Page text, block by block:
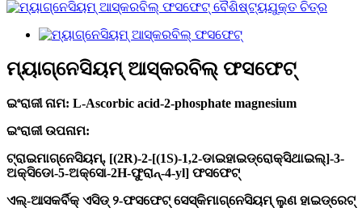
ମ୍ୟାଗ୍ନେସିୟମ୍ ଆସ୍କରବିଲ୍ ଫସଫେଟ୍
ଇଂରାଜୀ ନାମ: L-Ascorbic acid-2-phosphate magnesium
ଇଂରାଜୀ ଉପନାମ:
ଟ୍ରାଇମାଗ୍ନେସିୟମ୍, [(2R)-2-[(1S)-1,2-ଡାଇହାଇଡ୍ରୋକ୍ସିଥାଇଲ୍]-3-
ଅକ୍ସିଡୋ-5-ଅକ୍ସୋ-2H-ଫୁରାନ୍-4-yl] ଫସଫେଟ୍
ଏଲ୍-ଆସକର୍ବିକ୍ ଏସିଡ୍ ୨-ଫସଫେଟ୍ ସେସ୍କିମାଗ୍ନେସିୟମ୍ ଲୁଣ ହାଇଡ୍ରେଟ୍